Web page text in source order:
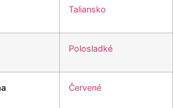
Taliansko
Polosladké
Červené